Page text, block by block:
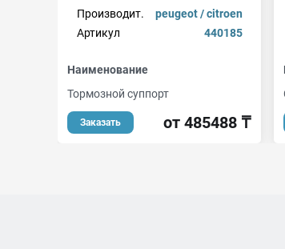
Производит.
peugeot / citroen
Артикул
440185
Наименование
Тормозной суппорт
Заказать от 485488 ₸